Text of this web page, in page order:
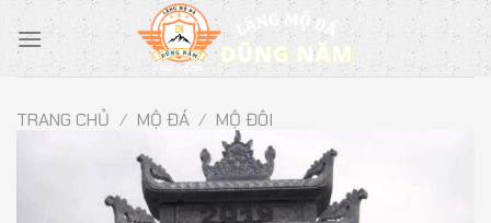
Chuyển
đến
nội
TRANG CHỦ / MỘ ĐÁ / MỘ ĐÔI